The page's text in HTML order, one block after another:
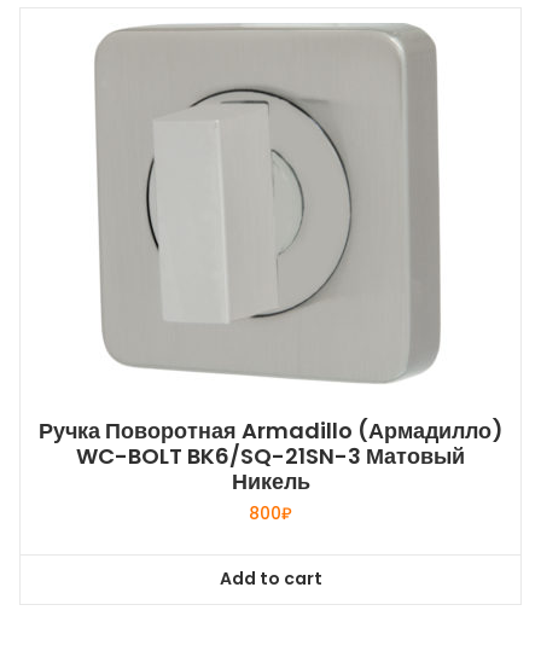
Ручка Поворотная Armadillo (Армадилло)
WC-BOLT BK6/SQ-21SN-3 Матовый
Никель
800₽
Add to cart